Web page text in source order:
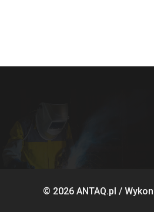
© 2026 ANTAQ.pl /